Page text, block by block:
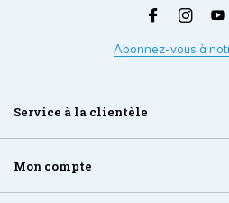
Abonnez-vous à
Service à la clientèle
Mon compte